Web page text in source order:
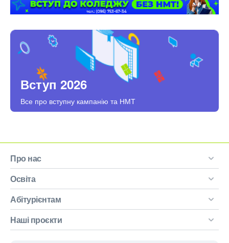
Вступ 2026
Все про вступну кампанію та НМТ
Про нас
Освіта
Абітурієнтам
Наші проєкти